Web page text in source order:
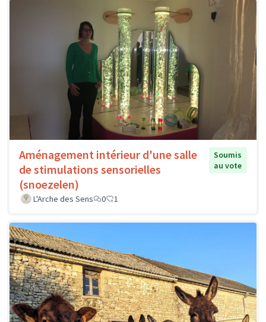
Aménagement intérieur d'une salle
de stimulations sensorielles
(snoezelen)
Soumis
au vote
L'Arche des Sens 0 1